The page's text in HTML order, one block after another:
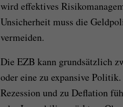
wird effektives
Unsicherheit muss die
vermeiden.
Die EZB kann grundsätzlich
oder eine zu expansive
Rezession und zu Deflation